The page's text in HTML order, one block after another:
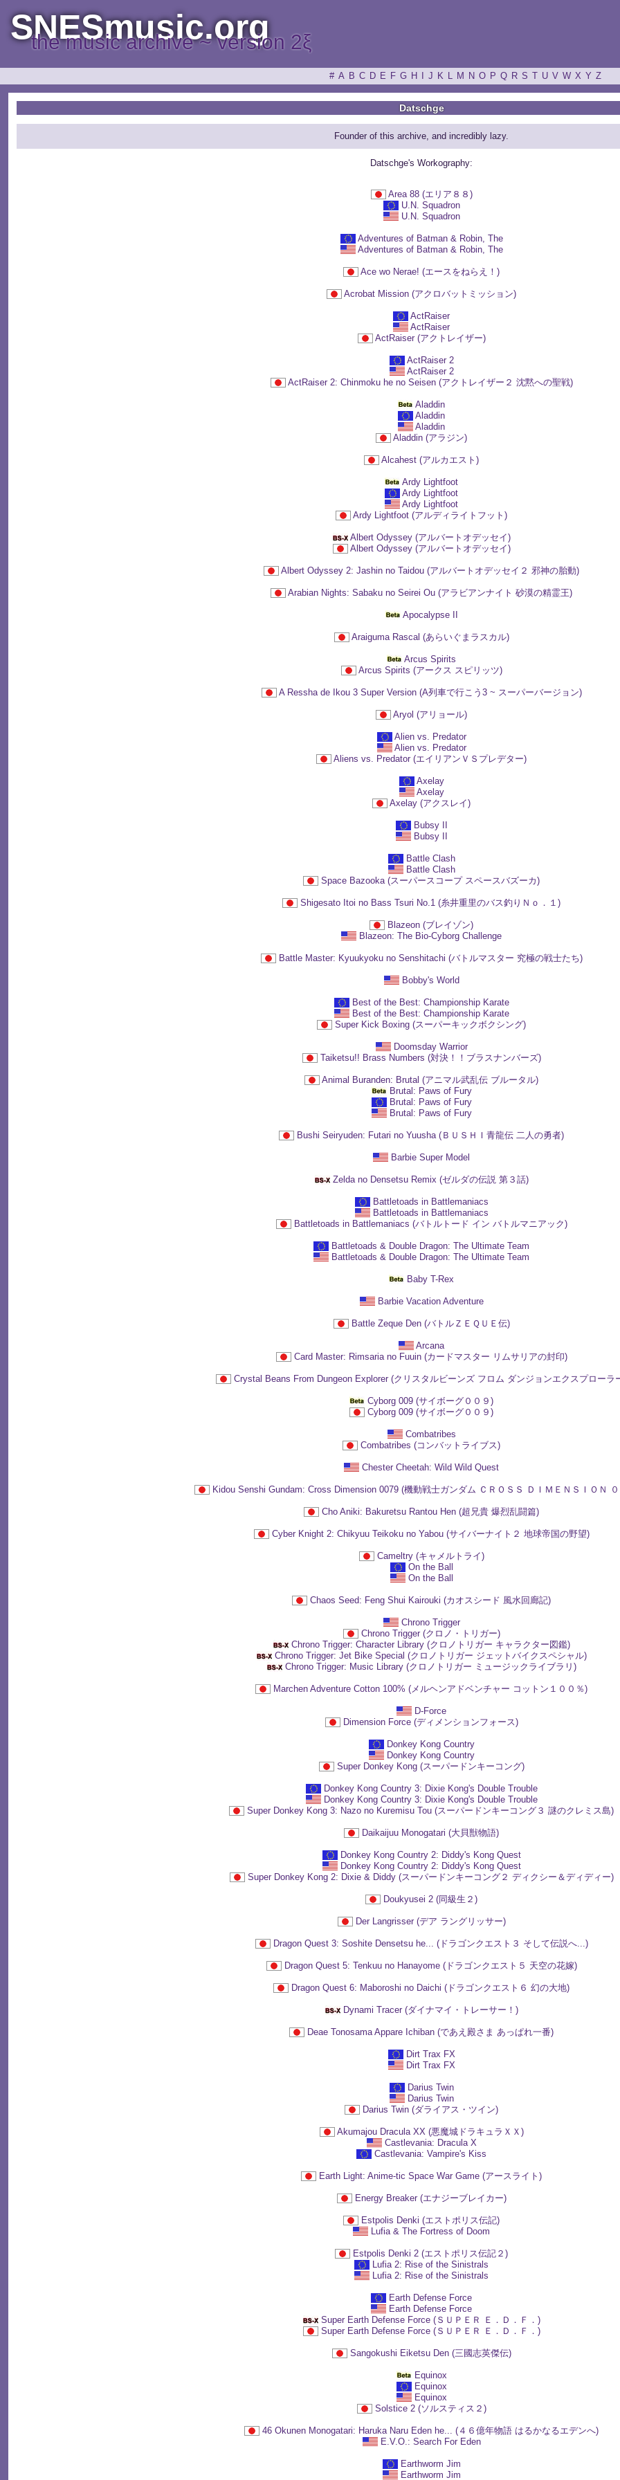
SNESmusic.org
the music archive ~ version 2ξ
# A B C D E F G H J K L M N O P Q R S T U V W X Y Z
Datschge
Founder of this archive, and incredibly lazy.
Datschge's Workography:
Area 88 (エリア８８)
U.N. Squadron
U.N. Squadron
Adventures of Batman & Robin, The
Adventures of Batman & Robin, The
Ace wo Nerae! (エースをねらえ！)
Acrobat Mission (アクロバットミッション)
ActRaiser
ActRaiser
ActRaiser (アクトレイザー)
ActRaiser 2
ActRaiser 2
ActRaiser 2: Chinmoku he no Seisen (アクトレイザー２ 沈黙への聖戦)
Aladdin
Aladdin
Aladdin
Aladdin (アラジン)
Alcahest (アルカエスト)
Ardy Lightfoot
Ardy Lightfoot
Ardy Lightfoot
Ardy Lightfoot (アルディライトフット)
Albert Odyssey (アルバートオデッセイ)
Albert Odyssey (アルバートオデッセイ)
Albert Odyssey 2: Jashin no Taidou (アルバートオデッセイ２ 邪神の胎動)
Arabian Nights: Sabaku no Seirei Ou (アラビアンナイト 砂漠の精霊王)
Apocalypse II
Araiguma Rascal (あらいぐまラスカル)
Arcus Spirits
Arcus Spirits (アークス スピリッツ)
A Ressha de Ikou 3 Super Version (A列車で行こう3 ~ スーパーバージョン)
Aryol (アリョール)
Alien vs. Predator
Alien vs. Predator
Aliens vs. Predator (エイリアンＶＳプレデター)
Axelay
Axelay
Axelay (アクスレイ)
Bubsy II
Bubsy II
Battle Clash
Battle Clash
Space Bazooka (スーパースコープ スペースバズーカ)
Shigesato Itoi no Bass Tsuri No.1 (糸井重里のバス釣りＮｏ．１)
Blazeon (ブレイゾン)
Blazeon: The Bio-Cyborg Challenge
Battle Master: Kyuukyoku no Senshitachi (バトルマスター 究極の戦士たち)
Bobby's World
Best of the Best: Championship Karate
Best of the Best: Championship Karate
Super Kick Boxing (スーパーキックボクシング)
Doomsday Warrior
Taiketsu!! Brass Numbers (対決！！ブラスナンバーズ)
Animal Buranden: Brutal (アニマル武乱伝 ブルータル)
Brutal: Paws of Fury
Brutal: Paws of Fury
Brutal: Paws of Fury
Bushi Seiryuden: Futari no Yuusha (ＢＵＳＨＩ青龍伝 二人の勇者)
Barbie Super Model
Zelda no Densetsu Remix (ゼルダの伝説 第３話)
Battletoads in Battlemaniacs
Battletoads in Battlemaniacs
Battletoads in Battlemaniacs (バトルトード イン バトルマニアック)
Battletoads & Double Dragon: The Ultimate Team
Battletoads & Double Dragon: The Ultimate Team
Baby T-Rex
Barbie Vacation Adventure
Battle Zeque Den (バトルＺＥＱＵＥ伝)
Arcana
Card Master: Rimsaria no Fuuin (カードマスター リムサリアの封印)
Crystal Beans From Dungeon Explorer (クリスタルビーンズ フロム ダンジョンエクスプローラ
Cyborg 009 (サイボーグ００９)
Cyborg 009 (サイボーグ００９)
Combatribes
Combatribes (コンバットライブス)
Chester Cheetah: Wild Wild Quest
Kidou Senshi Gundam: Cross Dimension 0079 (機動戦士ガンダム ＣＲＯＳＳ ＤＩＭＥＮＳＩＯＮ
Cho Aniki: Bakuretsu Rantou Hen (超兄貴 爆烈乱闘篇)
Cyber Knight 2: Chikyuu Teikoku no Yabou (サイバーナイト２ 地球帝国の野望)
Cameltry (キャメルトライ)
On the Ball
On the Ball
Chaos Seed: Feng Shui Kairouki (カオスシード 風水回廊記)
Chrono Trigger
Chrono Trigger (クロノ・トリガー)
Chrono Trigger: Character Library (クロノトリガー キャラクター図鑑)
Chrono Trigger: Jet Bike Special (クロノトリガー ジェットバイクスペシャル)
Chrono Trigger: Music Library (クロノトリガー ミュージックライブラリ)
Marchen Adventure Cotton 100% (メルヘンアドベンチャー コットン１００％)
D-Force
Dimension Force (ディメンションフォース)
Donkey Kong Country
Donkey Kong Country
Super Donkey Kong (スーパードンキーコング)
Donkey Kong Country 3: Dixie Kong's Double Trouble
Donkey Kong Country 3: Dixie Kong's Double Trouble
Super Donkey Kong 3: Nazo no Kuremisu Tou (スーパードンキーコング３ 謎のクレミス島)
Daikaijuu Monogatari (大貝獣物語)
Donkey Kong Country 2: Diddy's Kong Quest
Donkey Kong Country 2: Diddy's Kong Quest
Super Donkey Kong 2: Dixie & Diddy (スーパードンキーコング２ ディクシー＆ディディー)
Doukyusei 2 (同級生２)
Der Langrisser (デア ラングリッサー)
Dragon Quest 3: Soshite Densetsu he... (ドラゴンクエスト３ そして伝説へ...)
Dragon Quest 5: Tenkuu no Hanayome (ドラゴンクエスト５ 天空の花嫁)
Dragon Quest 6: Maboroshi no Daichi (ドラゴンクエスト６ 幻の大地)
Dynami Tracer (ダイナマイ・トレーサー！)
Deae Tonosama Appare Ichiban (であえ殿さま あっぱれ一番)
Dirt Trax FX
Dirt Trax FX
Darius Twin
Darius Twin
Darius Twin (ダライアス・ツイン)
Akumajou Dracula XX (悪魔城ドラキュラＸＸ)
Castlevania: Dracula X
Castlevania: Vampire's Kiss
Earth Light: Anime-tic Space War Game (アースライト)
Energy Breaker (エナジーブレイカー)
Estpolis Denki (エストポリス伝記)
Lufia & The Fortress of Doom
Estpolis Denki 2 (エストポリス伝記２)
Lufia 2: Rise of the Sinistrals
Lufia 2: Rise of the Sinistrals
Earth Defense Force
Earth Defense Force
Super Earth Defense Force (ＳＵＰＥＲ Ｅ．Ｄ．Ｆ．)
Super Earth Defense Force (ＳＵＰＥＲ Ｅ．Ｄ．Ｆ．)
Sangokushi Eiketsu Den (三國志英傑伝)
Equinox
Equinox
Equinox
Solstice 2 (ソルスティス２)
46 Okunen Monogatari: Haruka Naru Eden he... (４６億年物語 はるかなるエデンへ)
E.V.O.: Search For Eden
Earthworm Jim
Earthworm Jim